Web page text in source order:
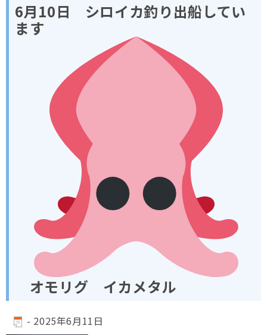
6月10日 シロイカ釣り出船してい
ます
オモリグ イカメタル
- 2025年6月11日